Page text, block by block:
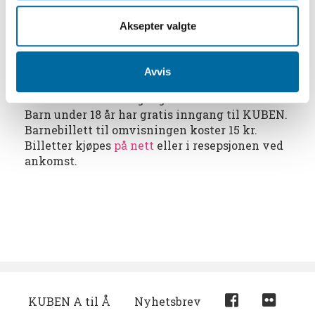
Aksepter valgte
Avvis
Les mer om de flotte husene på Aust - Agder
om Langsæ gård her
Omvisningen tar ca 75 min.
Barn under 18 år har gratis inngang til KUBEN.
Barnebillett til omvisningen koster 15 kr.
Billetter kjøpes på nett eller i resepsjonen ved
ankomst.
KUBEN A til Å Nyhetsbrev